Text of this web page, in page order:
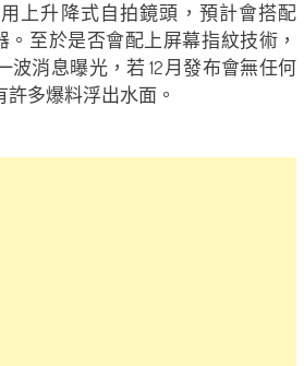
上升降式自拍鏡頭，預計會搭配
。至於是否會配上屏幕指紋技術，
波消息曝光，若 12月發布會無任何
多爆料浮出水面。